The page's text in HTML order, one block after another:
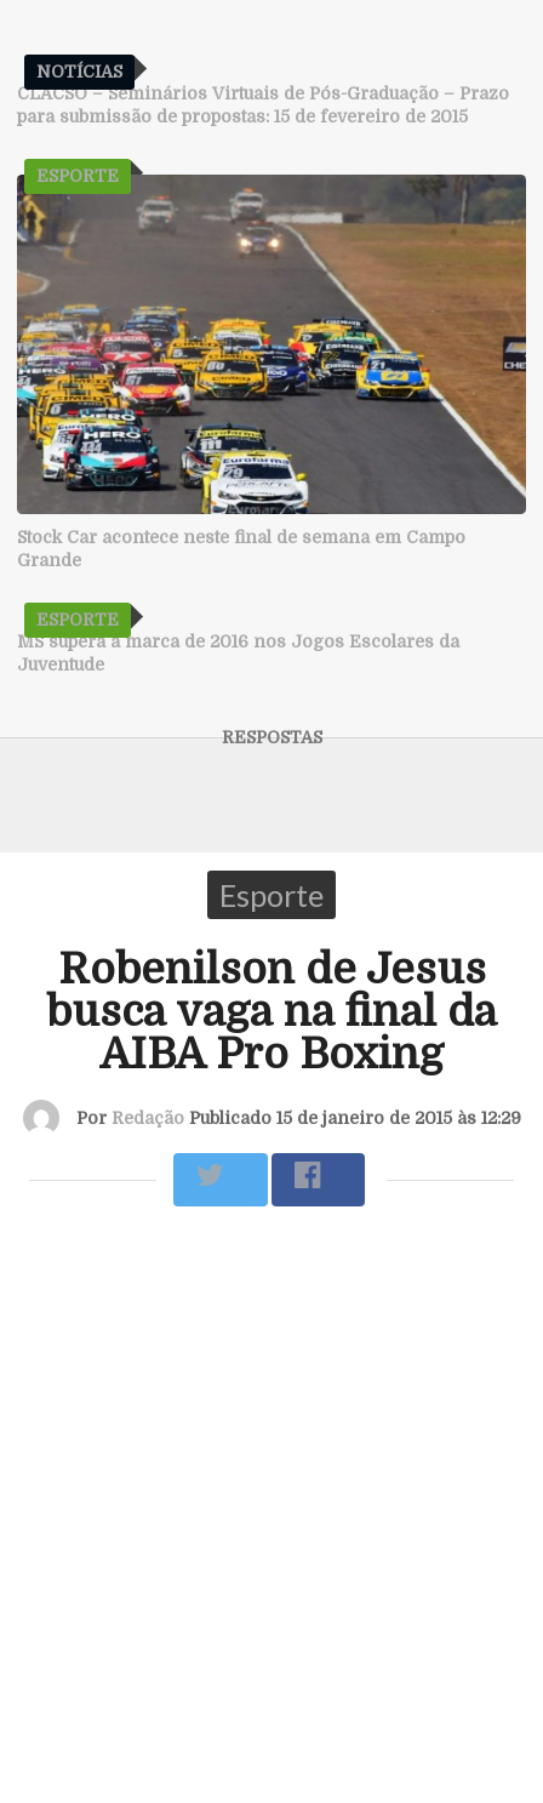
NOTÍCIAS
CLACSO – Seminários Virtuais de Pós-Graduação – Prazo
para submissão de propostas: 15 de fevereiro de 2015
ESPORTE
Stock Car acontece neste final de semana em Campo
Grande
ESPORTE
MS supera a marca de 2016 nos Jogos Escolares da
Juventude
Esporte
Robenilson de Jesus
busca vaga na final da
AIBA Pro Boxing
Por RedaçãoPublicado 15 de janeiro de 2015 às 12:29